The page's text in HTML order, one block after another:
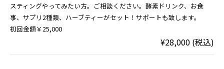
スティングやってみたい方。ご相談ください。酵素ドリンク、お食
事、サプリ2種類、ハーブティーがセット！サポートも致します。
初回金額￥25,000
¥28,000 (税込)